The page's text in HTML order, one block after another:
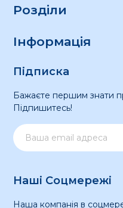
Розділи
Інформація
Підписка
Бажаєте першим знати
Підпишитесь!
Наші Соцмережі
Наша компанія в